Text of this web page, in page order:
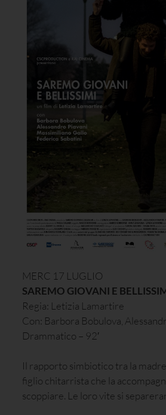
MERC 17 LUGLIO
SAREMO GIOVANI E
Regia: Letizia Lamartire
Con: Barbora Bobulova,
Drammatico – 92′
Il rapporto simbiotico tra la madre
figlio chitarrista che la
scoppiare. Le loro vite si